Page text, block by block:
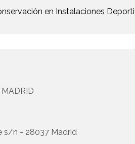
en Instalaciones
s/n - 28037 Madrid